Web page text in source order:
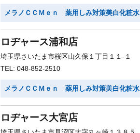
メラノＣＣＭｅｎ 薬用しみ対策美白化粧水
ロヂャース浦和店
埼玉県さいたま市桜区山久保１丁目１１-１
TEL: 048-852-2510
メラノＣＣＭｅｎ 薬用しみ対策美白化粧水
ロヂャース大宮店